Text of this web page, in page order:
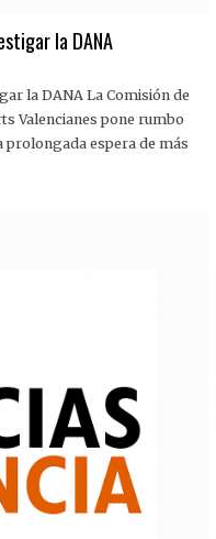
la DANA
la DANA La Comisión de
Valencianes pone rumbo
prolongada espera de más